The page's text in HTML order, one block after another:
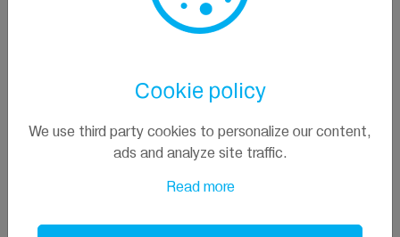
Ул. Jūras 23/25, Юрмала, Латвия
Cookie policy
We use third party cookies to personalize our content,
ads and analyze site traffic.
Read more